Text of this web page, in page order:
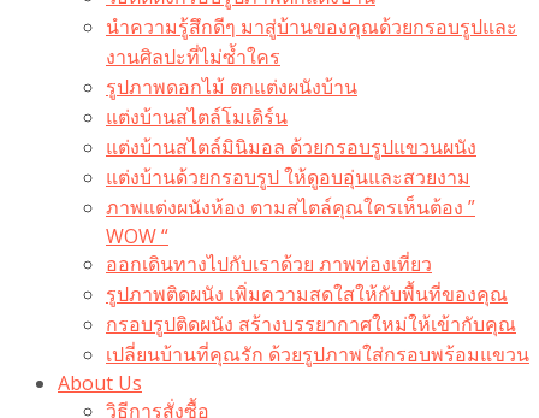
นำความรู้สึกดีๆ มาสู่บ้านของคุณด้วยกรอบรูปและ
งานศิลปะที่ไม่ซ้ำใคร
รูปภาพดอกไม้ ตกแต่งผนังบ้าน
แต่งบ้านสไตล์โมเดิร์น
แต่งบ้านสไตล์มินิมอล ด้วยกรอบรูปแขวนผนัง
แต่งบ้านด้วยกรอบรูป ให้ดูอบอุ่นและสวยงาม
ภาพแต่งผนังห้อง ตามสไตล์คุณใครเห็นต้อง ”
WOW “
ออกเดินทางไปกับเราด้วย ภาพท่องเที่ยว
รูปภาพติดผนัง เพิ่มความสดใสให้กับพื้นที่ของคุณ
กรอบรูปติดผนัง สร้างบรรยากาศใหม่ให้เข้ากับคุณ
เปลี่ยนบ้านที่คุณรัก ด้วยรูปภาพใส่กรอบพร้อมแขวน​
About Us
วิธีการสั่งซื้อ